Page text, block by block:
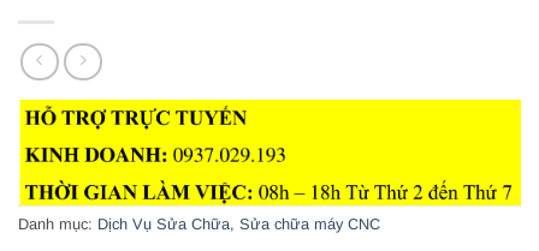
Danh mục: Dịch Vụ Sửa Chữa, Sửa chữa máy CNC